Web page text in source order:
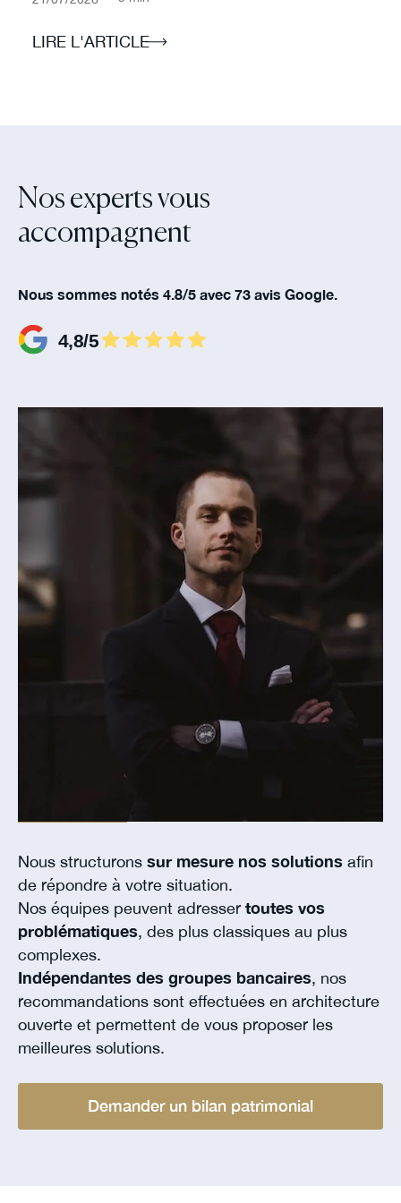
LIRE L'ARTICLE
Nos experts vous
accompagnent‍
Nous sommes notés 4.8/5 avec 73 avis Google.
Nous structurons sur mesure nos solutions afin
de répondre à votre situation.
Nos équipes peuvent adresser toutes vos
problématiques, des plus classiques au plus
complexes.
Indépendantes des groupes bancaires, nos
recommandations sont effectuées en architecture
ouverte et permettent de vous proposer les
meilleures solutions.
Demander un bilan patrimonial